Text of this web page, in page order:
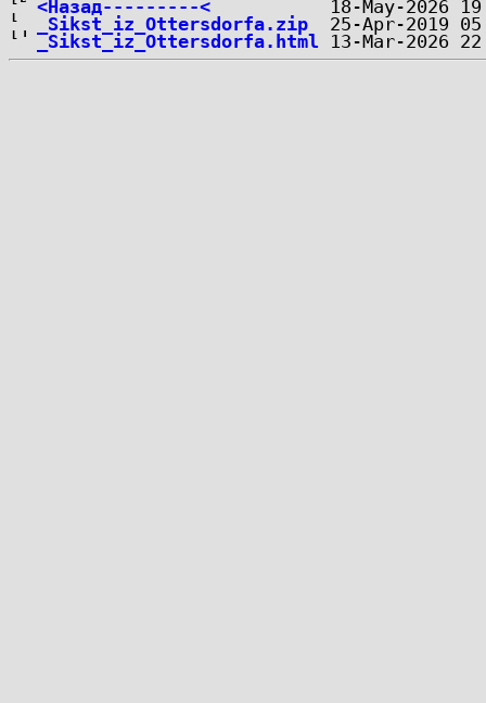
<Назад---------<
_Sikst_iz_Ottersdorfa.zip
_Sikst_iz_Ottersdorfa.html